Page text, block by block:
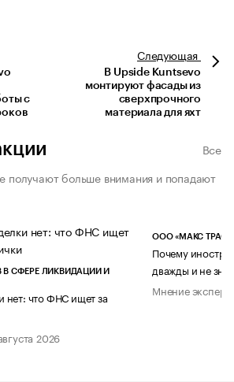
с
Следующая
В Upside Kuntsevo
монтируют фасады из
сверхпрочного
материала для яхт
Все
получают больше внимания и попадают
СФЕРЕ ЛИКВИДАЦИИ И
нет: что ФНС ищет за
2026
ООО «МАКС ТРАСТ»
Почему
дважды и не
Мнение